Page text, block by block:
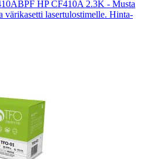
HP CF410A 2.3K - Musta
värikasetti lasertulostimelle. Hinta-